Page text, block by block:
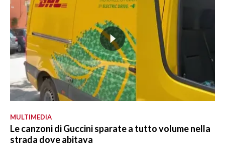
MULTIMEDIA
Le canzoni di Guccini sparate a tutto volume nella
strada dove abitava